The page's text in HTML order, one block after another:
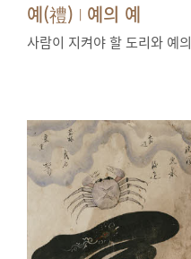
예(禮) | 예의 예
사람이 지켜야 할 도리와 예의